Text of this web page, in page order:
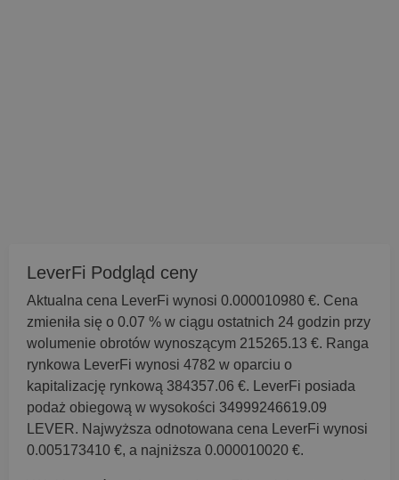
LeverFi Podgląd ceny
Aktualna cena LeverFi wynosi 0.000010980 €. Cena
zmieniła się o 0.07 % w ciągu ostatnich 24 godzin przy
wolumenie obrotów wynoszącym 215265.13 €. Ranga
rynkowa LeverFi wynosi 4782 w oparciu o
kapitalizację rynkową 384357.06 €. LeverFi posiada
podaż obiegową w wysokości 34999246619.09
LEVER. Najwyższa odnotowana cena LeverFi wynosi
0.005173410 €, a najniższa 0.000010020 €.